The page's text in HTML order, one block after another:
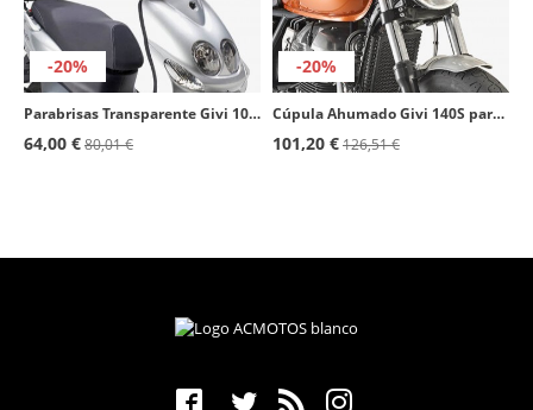
-20%
Parabrisas Transparente Givi 105A para Varios modelos de Aprilia, Honda, MBK, Peugeot, SYM y Yamaha
64,00 €80,01 €
-20%
Cúpula Ahumado Givi 140S para Varios modelos de Benelli, Brixton, Fantic, Honda, Keeway, Moto Guzzi, Moto Morini, Royal Enfield,
101,20 €126,51 €